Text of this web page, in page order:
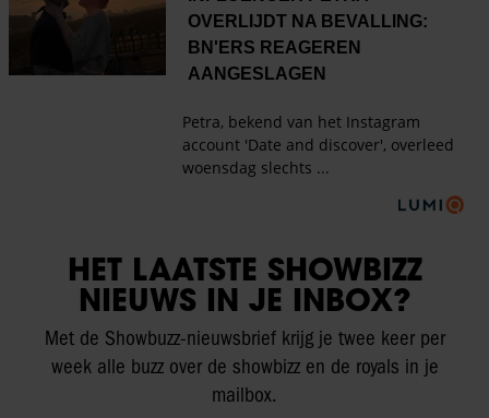
HET LAATSTE SHOWBIZZ
NIEUWS IN JE INBOX?
Met de Showbuzz-nieuwsbrief krijg je twee keer per
week alle buzz over de showbizz en de royals in je
mailbox.